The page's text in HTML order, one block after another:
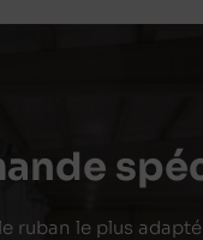
ruban le plus